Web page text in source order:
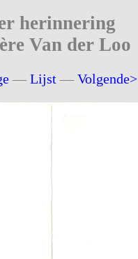
herinnering
Van der Loo
—Lijst —Volgende>